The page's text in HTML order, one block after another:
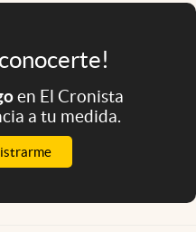
en El Cronista
a tu medida.